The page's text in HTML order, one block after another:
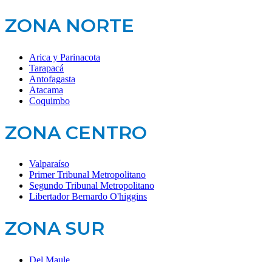
ZONA NORTE
Arica y Parinacota
Tarapacá
Antofagasta
Atacama
Coquimbo
ZONA CENTRO
Valparaíso
Primer Tribunal Metropolitano
Segundo Tribunal Metropolitano
Libertador Bernardo O'higgins
ZONA SUR